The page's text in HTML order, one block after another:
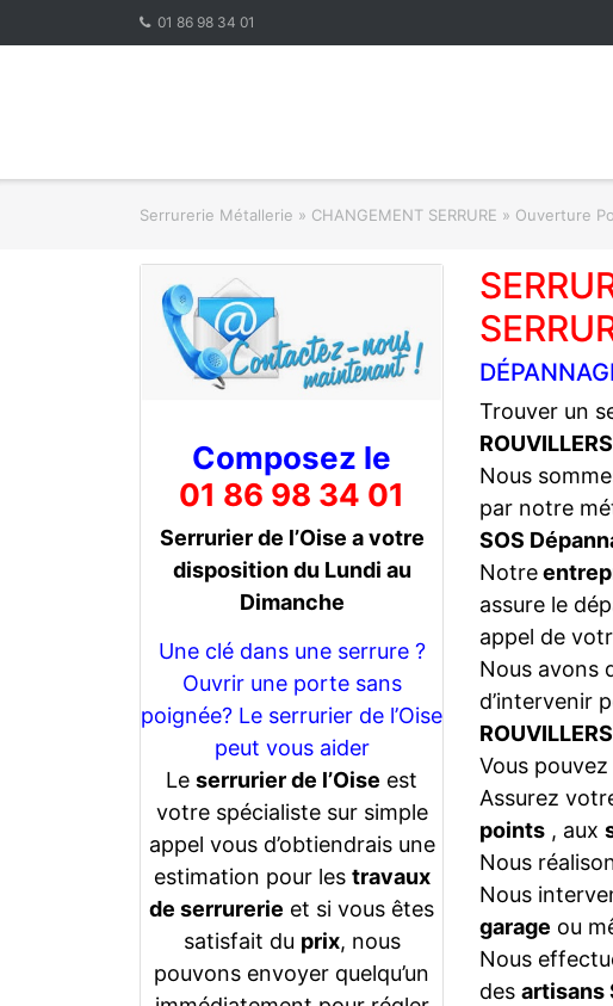
01 86 98 34 01
Serrurerie Métallerie » CHANGEMENT SERRURE » Ouverture
Composez le
01 86 98 34 01
Serrurier de l’Oise a votre
disposition du Lundi au
Dimanche
Une clé dans une serrure ?
Ouvrir une porte sans
poignée? Le serrurier de l’Oise
peut vous aider
Le serrurier de l’Oise est
votre spécialiste sur simple
appel vous d’obtiendrais une
estimation pour les travaux
de serrurerie et si vous êtes
satisfait du prix, nous
pouvons envoyer quelqu’un
Trouver un
ROUVILLERS
Nous
par notre
SOS
Notre
assure le
appel de
Nous avons
d’intervenir
Vous
Assurez
points , aux
Nous
Nous
garage ou
Nous
des artisans